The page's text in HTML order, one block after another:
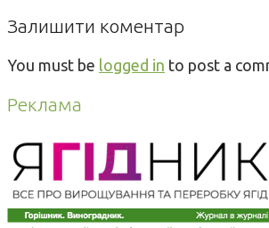
Залишити коментар
You must be logged in to post a
Реклама